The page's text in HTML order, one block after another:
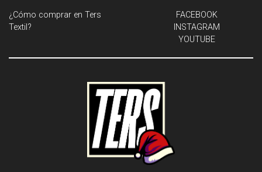
¿Cómo comprar en Ters
Textil?
FACEBOOK
INSTAGRAM
YOUTUBE